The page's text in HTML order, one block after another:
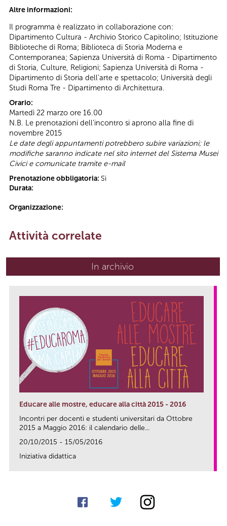
Altre informazioni:
Il programma è realizzato in collaborazione con:
Dipartimento Cultura - Archivio Storico Capitolino; Istituzione
Biblioteche di Roma; Biblioteca di Storia Moderna e
Contemporanea; Sapienza Università di Roma - Dipartimento
di Storia, Culture, Religioni; Sapienza Università di Roma -
Dipartimento di Storia dell'arte e spettacolo; Università degli
Studi Roma Tre - Dipartimento di Architettura.
Orario:
Martedì 22 marzo ore 16.00
N.B. Le prenotazioni dell'incontro si aprono alla fine di
novembre 2015
Le date degli appuntamenti potrebbero subire variazioni; le
modifiche saranno indicate nel sito internet del Sistema Musei
Civici e comunicate tramite e-mail
Prenotazione obbligatoria: Sì
Durata:
Organizzazione:
Attività correlate
In archivio
Educare alle mostre, educare alla città 2015 - 2016
Incontri per docenti e studenti universitari da Ottobre
2015 a Maggio 2016: il calendario delle...
20/10/2015 - 15/05/2016
Iniziativa didattica